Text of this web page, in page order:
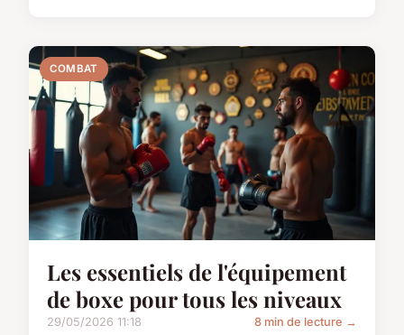
COMBAT
Les essentiels de l'équipement
de boxe pour tous les niveaux
29/05/2026 11:18 8 min de lecture →